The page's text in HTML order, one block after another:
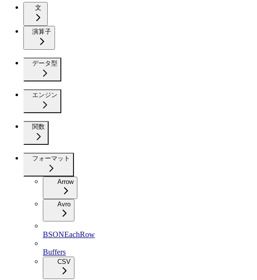
文
演算子
データ型
エンジン
関数
フォーマット
Arrow
Avro
BSONEachRow
Buffers
CSV